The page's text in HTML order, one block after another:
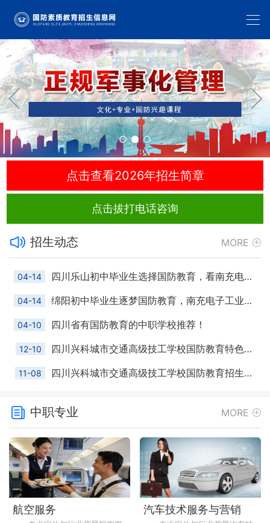
点击查看2026年招生简章
点击拔打电话咨询
招生动态 MORE
04-14 四川乐山初中毕业生选择国防教育，看南充电子工业学校有什么优势
04-14 绵阳初中毕业生逐梦国防教育，南充电子工业学校凭什么成为优选？
04-10 四川省有国防教育的中职学校推荐！
12-10 四川兴科城市交通高级技工学校国防教育特色班全国招生公告
11-08 四川兴科城市交通高级技工学校国防教育招生简介
中职专业 MORE
航空服务 汽车技术服务与营销